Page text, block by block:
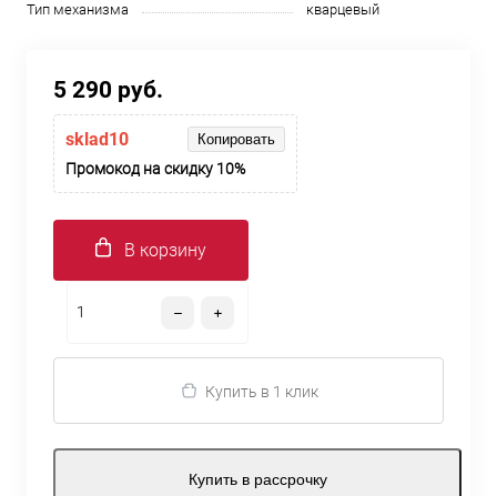
Тип механизма
кварцевый
5 290 руб.
sklad10 Копировать
Промокод на скидку 10%
В корзину
Купить в 1 клик
Купить в рассрочку